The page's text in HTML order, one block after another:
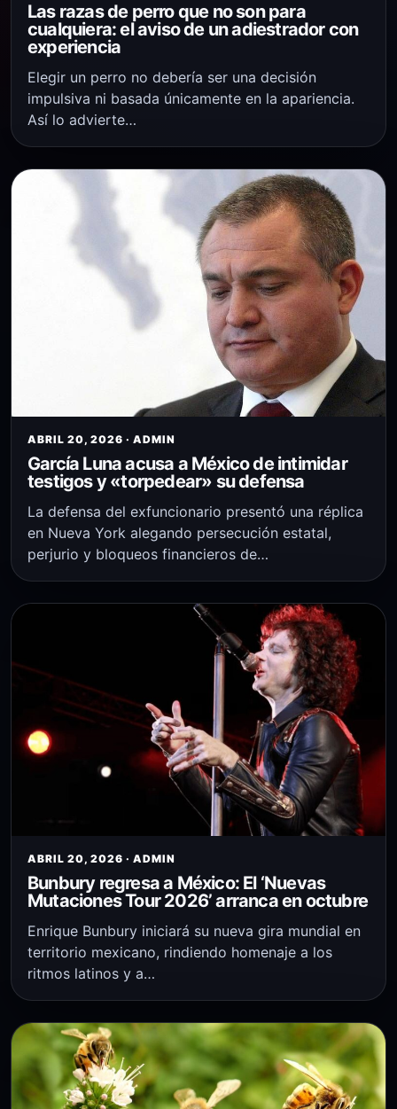
Las razas de perro que no son para
cualquiera: el aviso de un adiestrador con
experiencia
Elegir un perro no debería ser una decisión
impulsiva ni basada únicamente en la apariencia.
Así lo advierte…
ABRIL 20, 2026 · ADMIN
García Luna acusa a México de intimidar
testigos y «torpedear» su defensa
La defensa del exfuncionario presentó una réplica
en Nueva York alegando persecución estatal,
perjurio y bloqueos financieros de…
ABRIL 20, 2026 · ADMIN
Bunbury regresa a México: El ‘Nuevas
Mutaciones Tour 2026’ arranca en octubre
Enrique Bunbury iniciará su nueva gira mundial en
territorio mexicano, rindiendo homenaje a los
ritmos latinos y a…